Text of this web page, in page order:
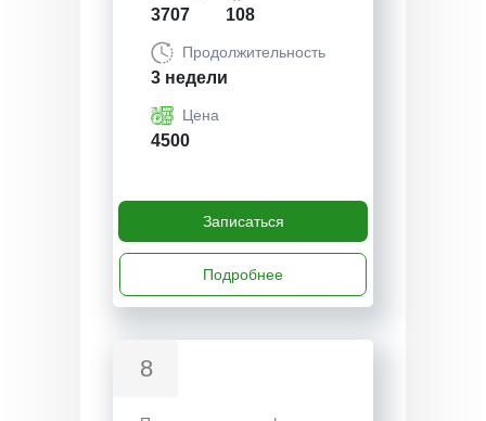
3707 108
Продолжительность
3 недели
Цена
4500
Записаться
Подробнее
8